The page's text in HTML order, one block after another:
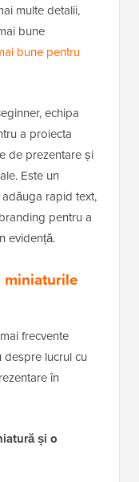
multe detalii,
bune
bune pentru
echipa
a proiecta
de prezentare și
Este un
rapid text,
pentru a
evidență.
frecvente
lucrul cu
în
și o